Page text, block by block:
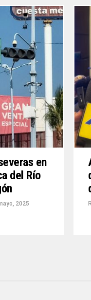
en
del Río
2025